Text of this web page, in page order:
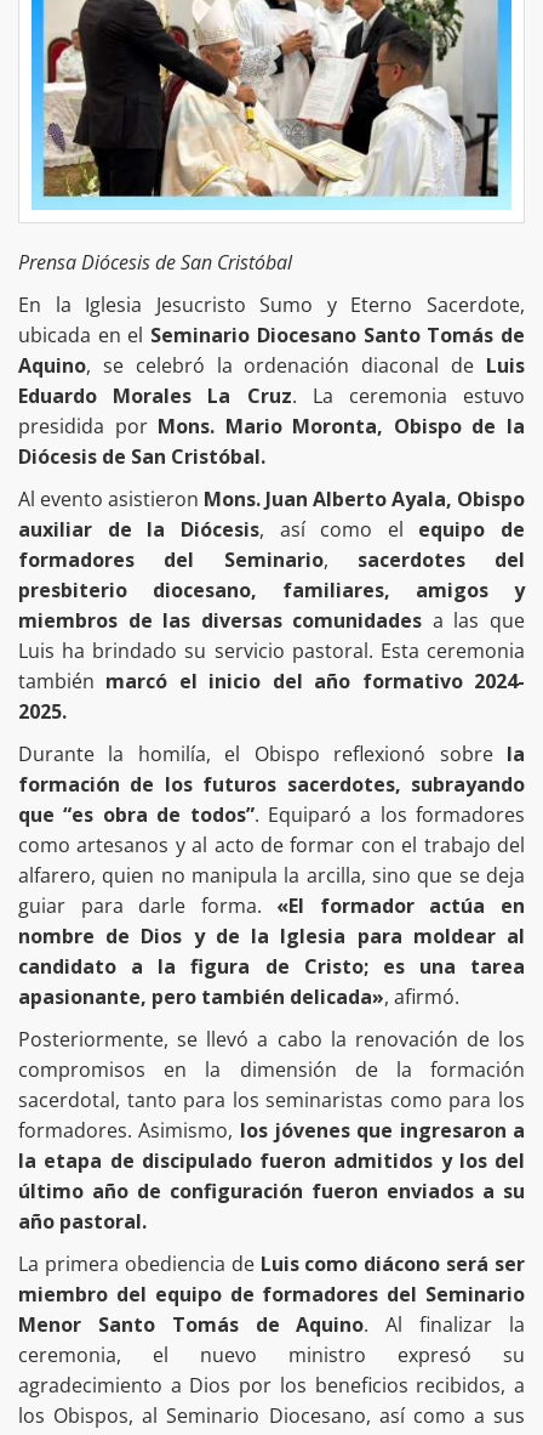
Prensa Diócesis de San Cristóbal
En la Iglesia Jesucristo Sumo y Eterno Sacerdote,
ubicada en el Seminario Diocesano Santo Tomás de
Aquino, se celebró la ordenación diaconal de Luis
Eduardo Morales La Cruz. La ceremonia estuvo
presidida por Mons. Mario Moronta, Obispo de la
Diócesis de San Cristóbal.
Al evento asistieron Mons. Juan Alberto Ayala, Obispo
auxiliar de la Diócesis, así como el equipo de
formadores del Seminario, sacerdotes del
presbiterio diocesano, familiares, amigos y
miembros de las diversas comunidades a las que
Luis ha brindado su servicio pastoral. Esta ceremonia
también marcó el inicio del año formativo 2024-
2025.
Durante la homilía, el Obispo reflexionó sobre la
formación de los futuros sacerdotes, subrayando
que “es obra de todos”. Equiparó a los formadores
como artesanos y al acto de formar con el trabajo del
alfarero, quien no manipula la arcilla, sino que se deja
guiar para darle forma. «El formador actúa en
nombre de Dios y de la Iglesia para moldear al
candidato a la figura de Cristo; es una tarea
apasionante, pero también delicada», afirmó.
Posteriormente, se llevó a cabo la renovación de los
compromisos en la dimensión de la formación
sacerdotal, tanto para los seminaristas como para los
formadores. Asimismo, los jóvenes que ingresaron a
la etapa de discipulado fueron admitidos y los del
último año de configuración fueron enviados a su
año pastoral.
La primera obediencia de Luis como diácono será ser
miembro del equipo de formadores del Seminario
Menor Santo Tomás de Aquino. Al finalizar la
ceremonia, el nuevo ministro expresó su
agradecimiento a Dios por los beneficios recibidos, a
los Obispos, al Seminario Diocesano, así como a sus